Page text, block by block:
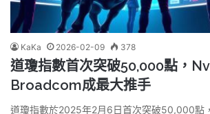
KaKa 2026-02-09 378
道瓊指數首次突破50,000點，
Broadcom成最大推手
道瓊指數於2025年2月6日首次突破50,000點